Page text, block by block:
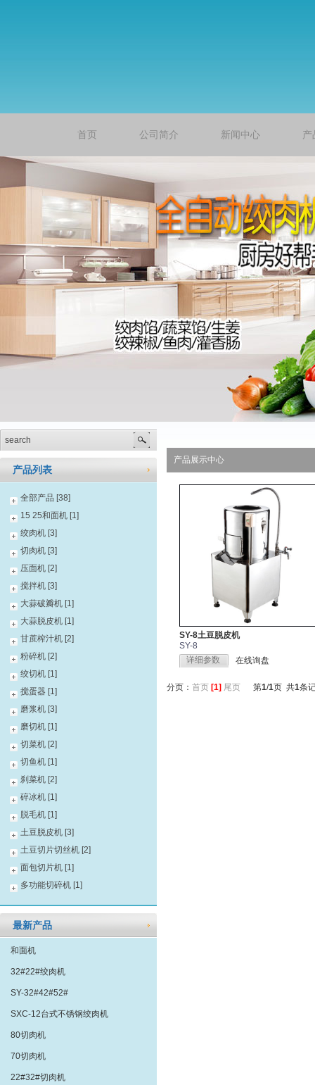
首页 公司简介 新闻中心 产
产品列表
全部产品 [38]
15 25和面机 [1]
绞肉机 [3]
切肉机 [3]
压面机 [2]
搅拌机 [3]
大蒜破瓣机 [1]
大蒜脱皮机 [1]
甘蔗榨汁机 [2]
粉碎机 [2]
绞切机 [1]
搅蛋器 [1]
磨浆机 [3]
磨切机 [1]
切菜机 [2]
切鱼机 [1]
刹菜机 [2]
碎冰机 [1]
脱毛机 [1]
土豆脱皮机 [3]
土豆切片切丝机 [2]
面包切片机 [1]
多功能切碎机 [1]
最新产品
和面机
32#22#绞肉机
SY-32#42#52#
SXC-12台式不锈钢绞肉机
80切肉机
70切肉机
22#32#切肉机
产品展示中心
SY-8土豆脱皮机
SY-8
详细参数
在线询盘
分页： 首页 [1] 尾页 第1/1页 共1条